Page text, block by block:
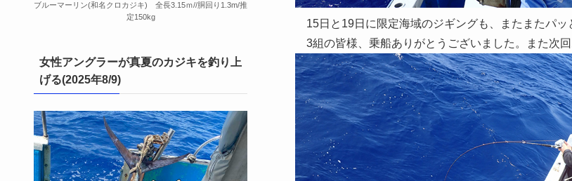
15日と19日に限定海域のジギングも、またまたパ
3組の皆様、乗船ありがとうございました。また次回
ブルーマーリン(和名クロカジキ) 全長3.15ｍ//胴回り1.3m/推
定150kg
女性アングラーが真夏のカジキを釣り上
げる(2025年8/9)